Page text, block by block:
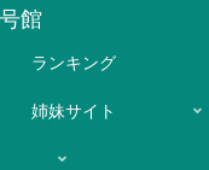
館
ランキング
姉妹サイト